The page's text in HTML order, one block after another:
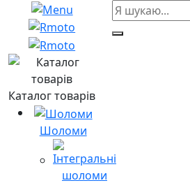
Каталог товарів
Шоломи